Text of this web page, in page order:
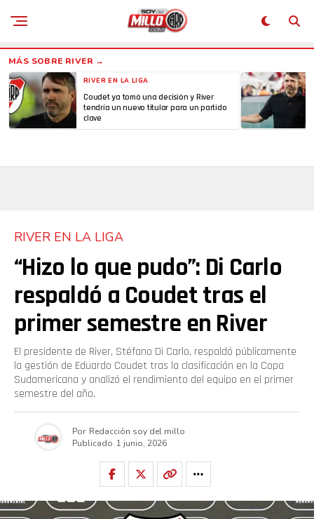
RIVER EN LA LIGA
Coudet ya tomó una decisión y River
tendría un nuevo titular para un partido
clave
RIVER EN LA LIGA
“Hizo lo que pudo”: Di Carlo
respaldó a Coudet tras el
primer semestre en River
El presidente de River, Stéfano Di Carlo, respaldó públicamente
la gestión de Eduardo Coudet tras la clasificación en la Copa
Sudamericana y analizó el rendimiento del equipo en el primer
semestre del año.
Por Redacción soy del millo
Publicado 1 junio, 2026